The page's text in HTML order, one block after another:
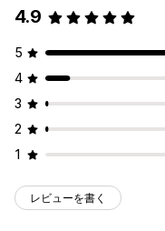
4.9
5
4
3
2
1
レビューを書く